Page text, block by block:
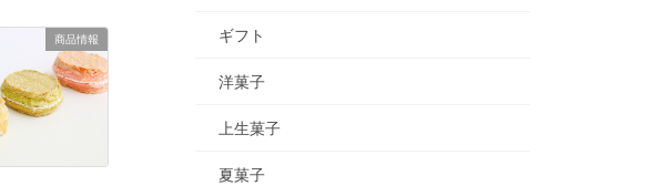
商品情報 ギフト
洋菓子
上生菓子
夏菓子